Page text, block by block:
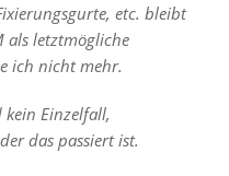
etc. bleibt
als letztmögliche
ich nicht mehr.
Einzelfall,
das passiert ist.